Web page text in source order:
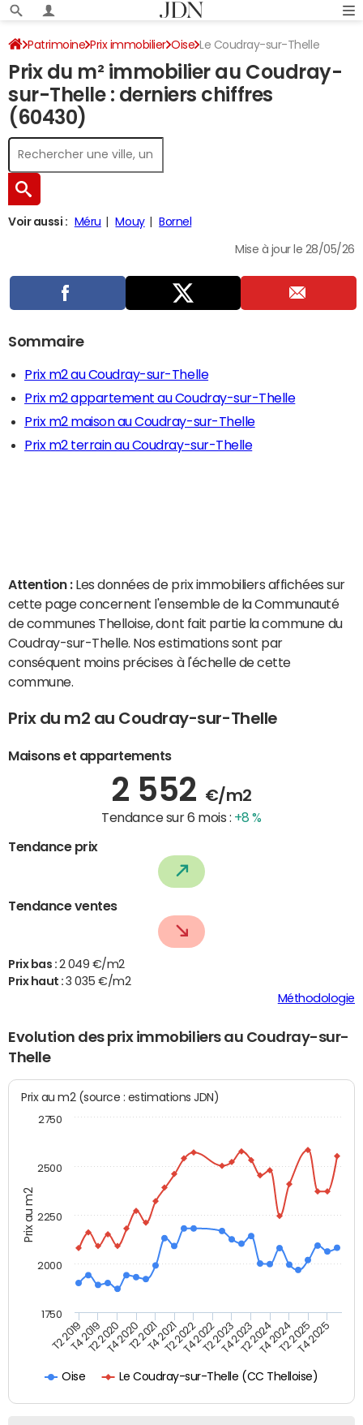
Patrimoine Prix immobilier Oise Le Coudray-sur-Thelle
Prix du m² immobilier au Coudray-
sur-Thelle : derniers chiffres
(60430)
Voir aussi : Méru Mouy Bornel
Mise à jour le 28/05/26
Sommaire
Prix m2 au Coudray-sur-Thelle
Prix m2 appartement au Coudray-sur-Thelle
Prix m2 maison au Coudray-sur-Thelle
Prix m2 terrain au Coudray-sur-Thelle
Attention : Les données de prix immobiliers affichées sur
cette page concernent l'ensemble de la Communauté
de communes Thelloise, dont fait partie la commune du
Coudray-sur-Thelle. Nos estimations sont par
conséquent moins précises à l'échelle de cette
commune.
Prix du m2 au Coudray-sur-Thelle
Maisons et appartements
2 552 €/m2
Tendance sur 6 mois : +8 %
Tendance prix
Tendance ventes
Prix bas : 2 049 €/m2
Prix haut :3 035 €/m2
Méthodologie
Evolution des prix immobiliers au Coudray-sur-
Thelle
Prix au m2
Prix au m2 (source : estimations JDN)
Oise Le Coudray-sur-Thelle (CC Thelloise)
T2 2019T4 2019T2 2020T4 2020T2 2021T4 2021T2 2022T4 2022T2 2023T4 2023T2 2024T4 2024T2 2025T4 2025
2000
1750
2250
2500
2750